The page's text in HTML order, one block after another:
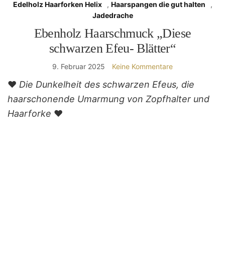
Edelholz Haarforken Helix , Haarspangen die gut halten
,
Jadedrache
Ebenholz Haarschmuck „Diese
schwarzen Efeu- Blätter“
9. Februar 2025 Keine Kommentare
❤ Die Dunkelheit des schwarzen Efeus, die
haarschonende Umarmung von Zopfhalter und
Haarforke ❤